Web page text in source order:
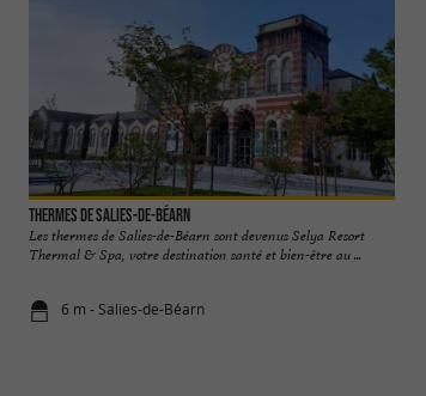
Thermes de Salies-de-Béarn
Les thermes de Salies-de-Béarn sont devenus Selya Resort
Thermal & Spa, votre destination santé et bien-être au ...
6 m - Salies-de-Béarn